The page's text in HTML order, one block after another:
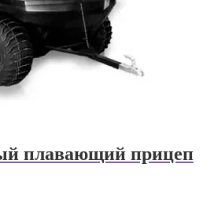
плавающий прицеп